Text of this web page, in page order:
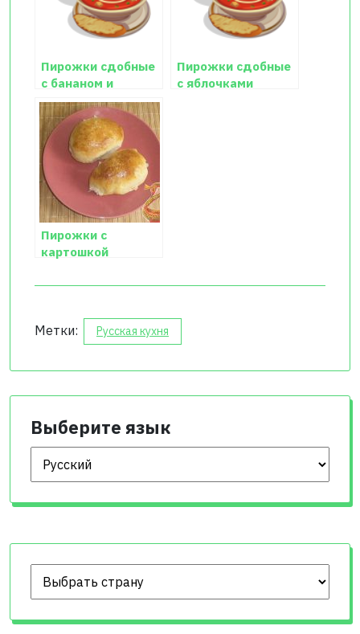
Пирожки сдобные
с бананом и
яблоком
Пирожки сдобные
с яблочками
Пирожки с
картошкой
Метки: Русская кухня
Выберите язык
Выберите язык